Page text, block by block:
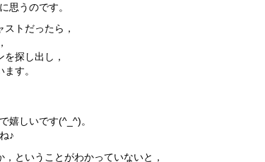
思うのです。
トだったら，
探し出し，
す。
嬉しいです(^_^)。
♪
ということがわかっていないと，